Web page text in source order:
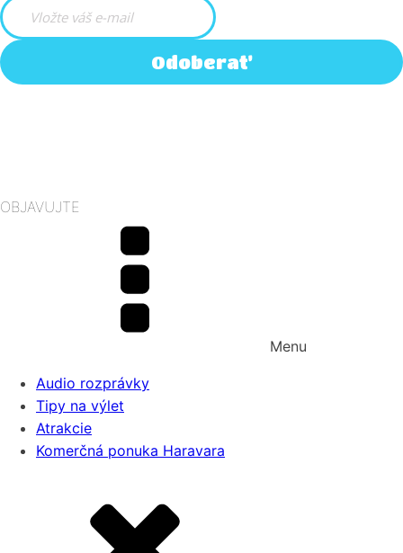
Odoberať
OBJAVUJTE
Menu
Audio rozprávky
Tipy na výlet
Atrakcie
Komerčná ponuka Haravara